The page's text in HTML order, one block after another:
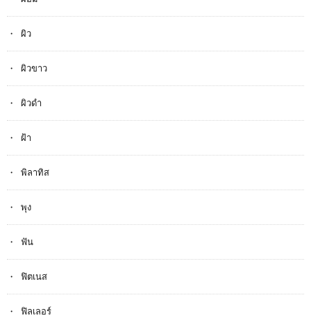
ผิว
ผิวขาว
ผิวดำ
ฝ้า
พิลาทิส
พุง
ฟัน
ฟิตเนส
ฟิลเลอร์